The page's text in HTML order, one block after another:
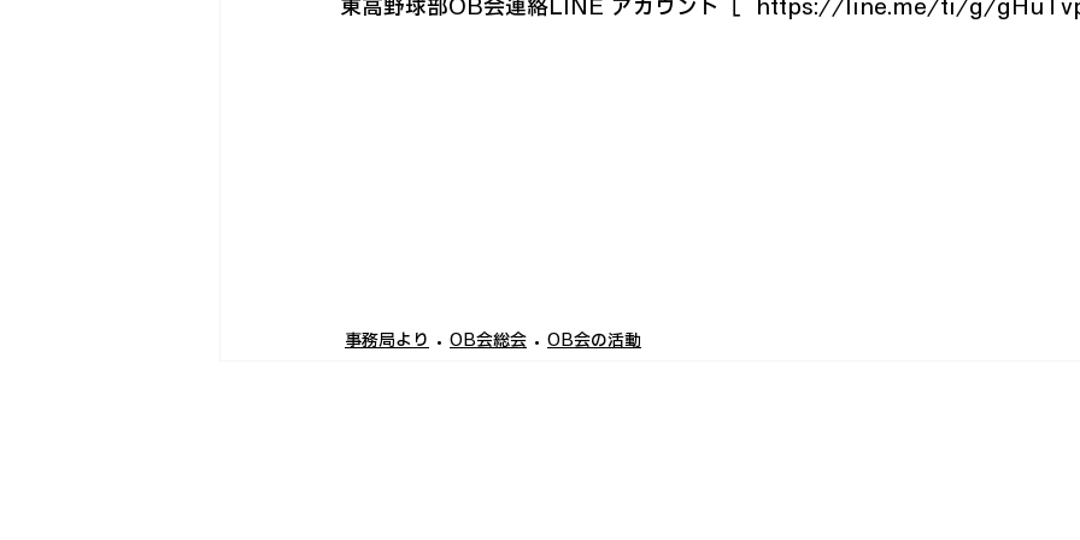
東高野球部OB会連絡LINE アカウント［  https://line.me/ti/g/
事務局より OB会総会 OB会の活動